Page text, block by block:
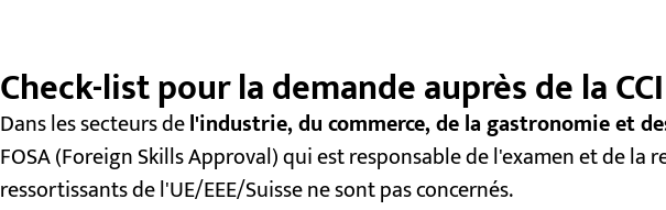
Check-list pour la demande auprès de la
Dans les secteurs del'industrie, du commerce, de la gastronomie et
FOSA (Foreign Skills Approval) qui est responsable de l'examen et de la
ressortissants de l'UE/EEE/Suisse ne sont pas concernés.